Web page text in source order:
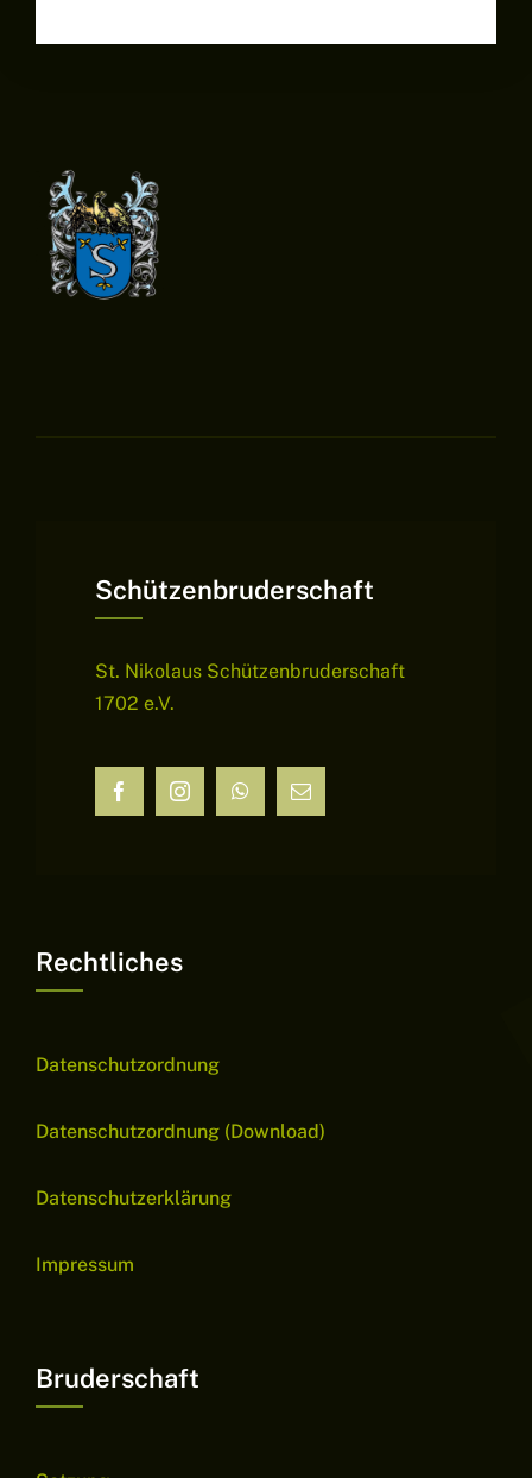
Schützenbruderschaft
St. Nikolaus Schützenbruderschaft
1702 e.V.
Rechtliches
Datenschutzordnung
Datenschutzordnung (Download)
Datenschutzerklärung
Impressum
Bruderschaft